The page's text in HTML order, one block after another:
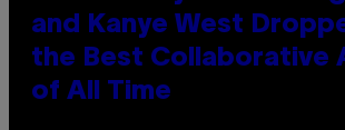
and Kanye West
the Best Collaborative
of All Time